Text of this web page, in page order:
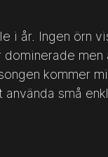
i år. Ingen örn
kommer
små